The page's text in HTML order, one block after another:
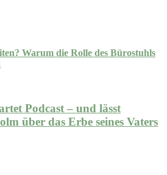
Warum die Rolle des Bürostuhls
Podcast – und lässt
über das Erbe seines Vaters